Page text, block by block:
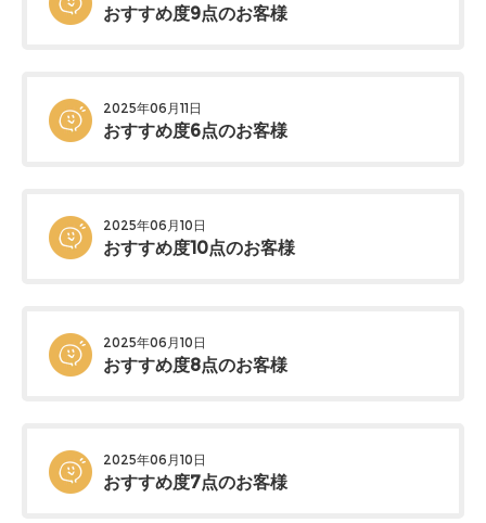
おすすめ度9点のお客様
2025年06月11日
おすすめ度6点のお客様
2025年06月10日
おすすめ度10点のお客様
2025年06月10日
おすすめ度8点のお客様
2025年06月10日
おすすめ度7点のお客様